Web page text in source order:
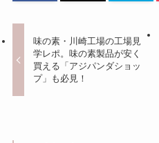
味の素・川崎工場の工場見
学レポ。味の素製品が安く
買える「アジパンダショッ
プ」も必見！